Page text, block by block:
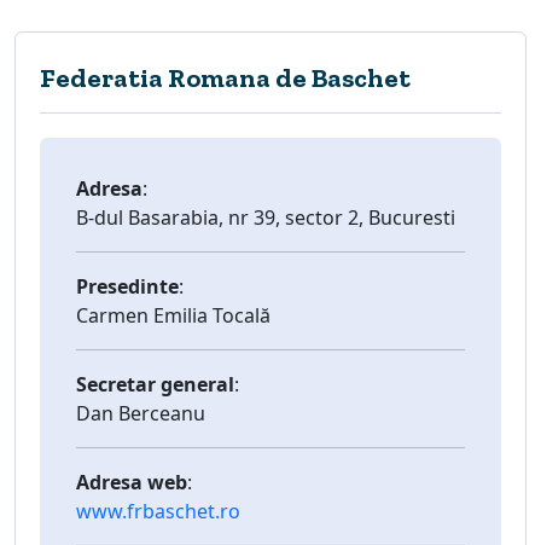
Federatia Romana de Baschet
Adresa:
B-dul Basarabia, nr 39, sector 2, Bucuresti
Presedinte:
Carmen Emilia Tocală
Secretar general:
Dan Berceanu
Adresa web:
www.frbaschet.ro